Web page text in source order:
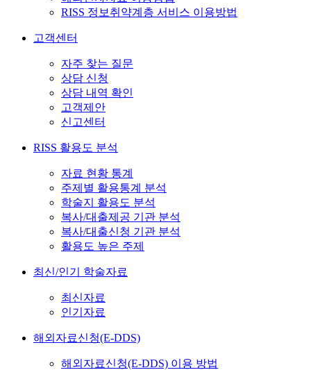
RISS 정보취약계층 서비스 이용방법
고객센터
자주 찾는 질문
상담 신청
상담 내역 확인
고객제안
신고센터
RISS 활용도 분석
자료 현황 통계
주제별 활용통계 분석
학술지 활용도 분석
복사/대출제공 기관 분석
복사/대출신청 기관 분석
활용도 높은 주제
최신/인기 학술자료
최신자료
인기자료
해외자료신청(E-DDS)
해외자료신청(E-DDS) 이용 방법